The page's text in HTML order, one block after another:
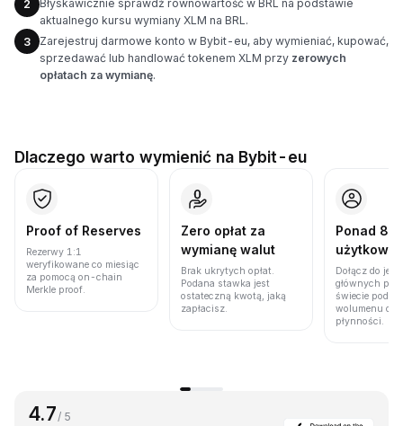
2
Błyskawicznie sprawdź równowartość w BRL na podstawie
aktualnego kursu wymiany XLM na BRL.
3
Zarejestruj darmowe konto w Bybit-eu, aby wymieniać, kupować,
sprzedawać lub handlować tokenem XLM przy zerowych
opłatach za wymianę.
Dlaczego warto wymienić na Bybit-eu
Proof of Reserves
Rezerwy 1:1
weryfikowane co miesiąc
za pomocą on-chain
Merkle proof.
Zero opłat za
wymianę walut
Brak ukrytych opłat.
Podana stawka jest
ostateczną kwotą, jaką
zapłacisz.
Ponad 86
Dołącz do
głównych
świecie pod
wolumenu
płynności.
4.7 / 5